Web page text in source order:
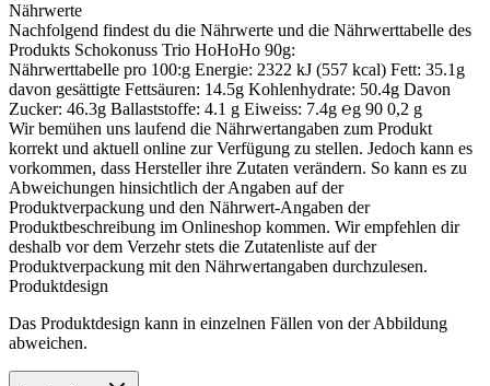
Nährwerte
Nachfolgend findest du die Nährwerte und die Nährwerttabelle des
Produkts Schokonuss Trio HoHoHo 90g:
Nährwerttabelle pro 100:g Energie: 2322 kJ (557 kcal) Fett: 35.1g
davon gesättigte Fettsäuren: 14.5g Kohlenhydrate: 50.4g Davon
Zucker: 46.3g Ballaststoffe: 4.1 g Eiweiss: 7.4g ℮g 90 0,2 g
Wir bemühen uns laufend die Nährwertangaben zum Produkt
korrekt und aktuell online zur Verfügung zu stellen. Jedoch kann es
vorkommen, dass Hersteller ihre Zutaten verändern. So kann es zu
Abweichungen hinsichtlich der Angaben auf der
Produktverpackung und den Nährwert-Angaben der
Produktbeschreibung im Onlineshop kommen. Wir empfehlen dir
deshalb vor dem Verzehr stets die Zutatenliste auf der
Produktverpackung mit den Nährwertangaben durchzulesen.
Produktdesign
Das Produktdesign kann in einzelnen Fällen von der Abbildung
abweichen.